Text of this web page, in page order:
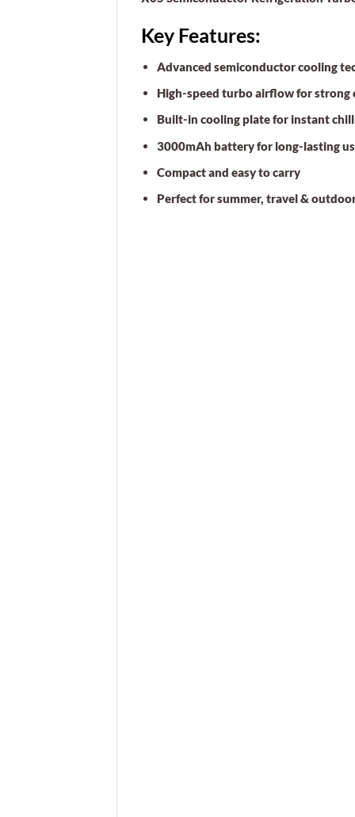
Key Features:
Advanced semiconductor cooling
High-speed turbo airflow for strong
Built-in cooling plate for instant
3000mAh battery for long-lasting
Compact and easy to carry
Perfect for summer, travel &